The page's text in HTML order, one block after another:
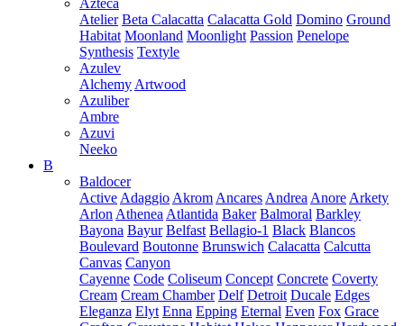
Azteca
Atelier Beta Calacatta Calacatta Gold Domino Ground
Habitat Moonland Moonlight Passion Penelope
Synthesis Textyle
Azulev
Alchemy Artwood
Azuliber
Ambre
Azuvi
Neeko
B
Baldocer
Active Adaggio Akrom Ancares Andrea Anore Arkety
Arlon Athenea Atlantida Baker Balmoral Barkley
Bayona Bayur Belfast Bellagio-1 Black Blancos
Boulevard Boutonne Brunswich Calacatta Calcutta
Canvas Canyon
Cayenne Code Coliseum Concept Concrete Coverty
Cream Cream Chamber Delf Detroit Ducale Edges
Eleganza Elyt Enna Epping Eternal Even Fox Grace